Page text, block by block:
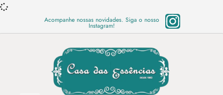
Acompanhe nossas novidades. Siga o nosso
Instagram!